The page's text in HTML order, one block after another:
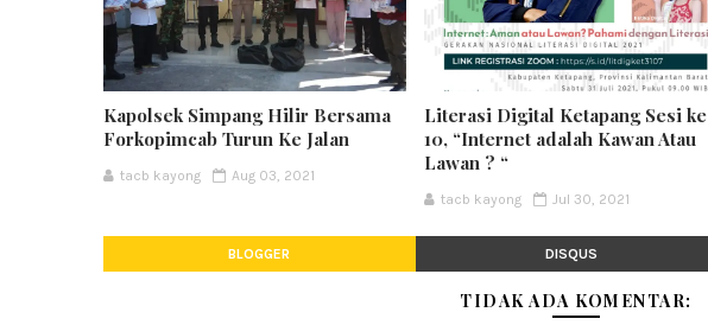
Kapolsek Simpang Hilir Bersama
Forkopimcab Turun Ke Jalan
tacb kayong Aug 03, 2021
Literasi Digital Ketapang Sesi ke
10, “Internet adalah Kawan Atau
Lawan ? “
tacb kayong Jul 30, 2021
BLOGGER DISQUS
TIDAK ADA KOMENTAR: